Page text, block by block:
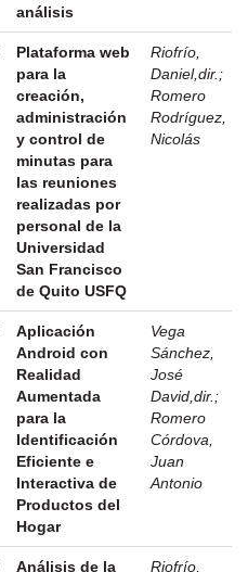
análisis
Plataforma web
para la
creación,
administración
y control de
minutas para
las reuniones
realizadas por
personal de la
Universidad
San Francisco
de Quito USFQ
Riofrío,
Daniel,dir. ;
Romero
Rodríguez,
Nicolás
Aplicación
Android con
Realidad
Aumentada
para la
Identificación
Eficiente e
Interactiva de
Productos del
Hogar
Vega
Sánchez,
José
David,dir. ;
Romero
Córdova,
Juan
Antonio
Análisis de la Riofrío,